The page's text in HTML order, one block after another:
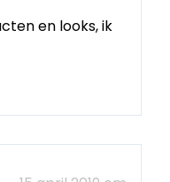
en looks, ik